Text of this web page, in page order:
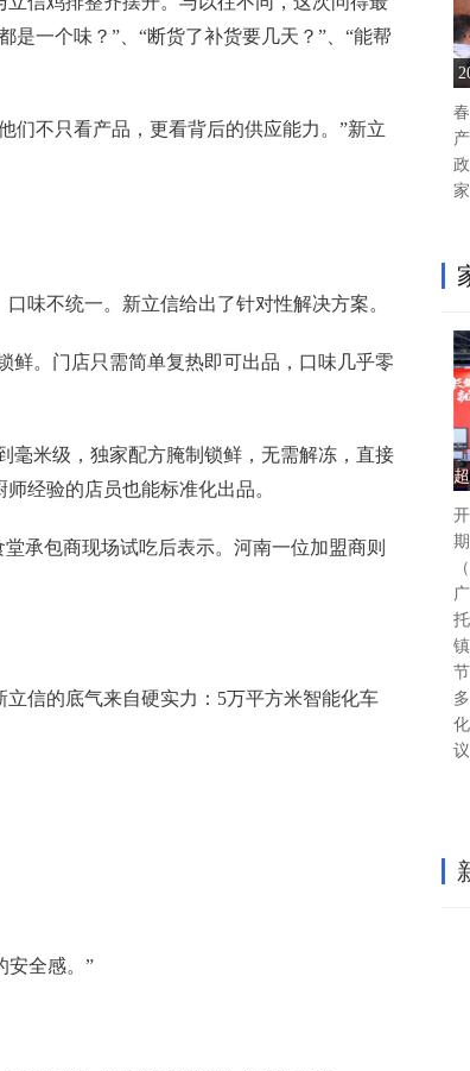
一个味？”、“断货了补货要几天？”、“能帮
们不只看产品，更看背后的供应能力。”新立
味不统一。新立信给出了针对性解决方案。
鲜。门店只需简单复热即可出品，口味几乎零
毫米级，独家配方腌制锁鲜，无需解冻，直接
经验的店员也能标准化出品。
承包商现场试吃后表示。河南一位加盟商则
信的底气来自硬实力：5万平方米智能化车
安全感。”